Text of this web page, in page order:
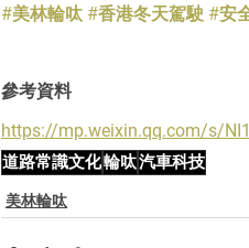
#美林輪呔 #香港冬天駕駛 #安
參考資料
https://mp.weixin.qq.com/s/
道路常識文化輪呔汽車科技
美林輪呔